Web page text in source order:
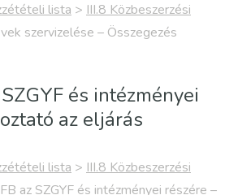
lista > III.8 Közbeszerzési
szervizelése – Összegezés
és intézményei
az eljárás
lista > III.8 Közbeszerzési
az SZGYF és intézményei részére –